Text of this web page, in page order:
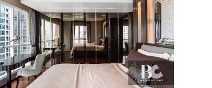
ยบเทียบ
งหมด